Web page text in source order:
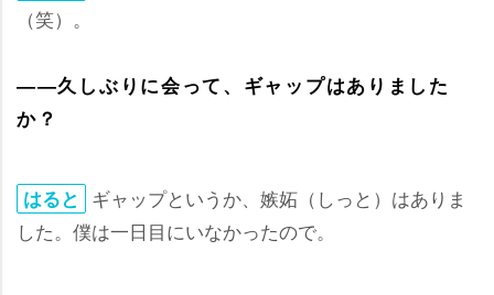
（笑）。
――久しぶりに会って、ギャップはありました
か？
はると ギャップというか、嫉妬（しっと）はありま
した。僕は一日目にいなかったので。